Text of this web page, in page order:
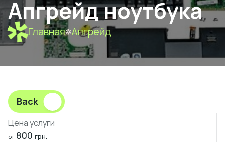
Апгрейд ноутбука
Главная Апгрейд
Back
Цена услуги
от 800 грн.